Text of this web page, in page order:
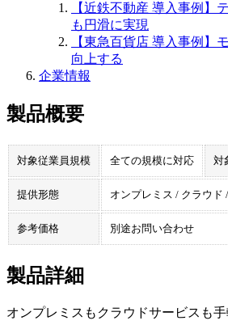
【近鉄不動産 導入事例】
も円滑に実現
【東急百貨店 導入事例】
向上する
企業情報
製品概要
対象従業員規模 全ての規模に対応 対
提供形態 オンプレミス / クラウド /
参考価格 別途お問い合わせ
製品詳細
オンプレミスもクラウドサービスも